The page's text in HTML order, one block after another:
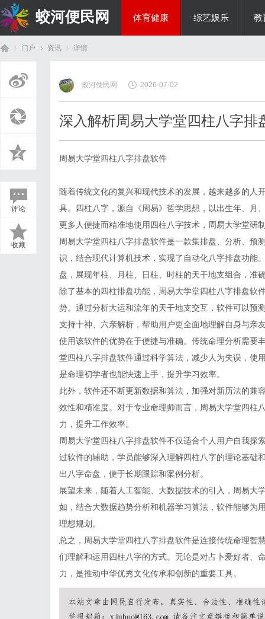
蛟河便民网 体育健康 综艺娱乐 教
门户 资讯
›
详情
评论
收藏
蛟河便民网 2026-07-02
深入解析周易大学堂四柱八字排
周易大学堂四柱八字排盘软件
随着传统文化的复兴和现代技术的发展，越来越多的人
具。四柱八字，源自《周易》哲学思想，以出生年、月
更多人便捷而精准地使用四柱八字技术，周易大学堂研
周易大学堂四柱八字排盘软件是一款集排盘、分析、
识，结合现代计算机技术，实现了自动化八字排盘功能
盘，展现年柱、月柱、日柱、时柱的天干地支组合，准
除了基本的四柱排盘功能，周易大学堂四柱八字排盘软
势。通过分析大运和流年的天干地支交互，软件可以预
支持十神、六亲解析，帮助用户更全面地理解自身与亲
使用该软件的优势在于便捷与准确。传统命理分析需要
堂四柱八字排盘软件通过科学算法，减少人为失误，使
是命理初学者也能快速上手，提升学习效率。
此外，软件还不断更新数据和算法，加强对新历法的兼
效性和精准度。对于专业命理师而言，周易大学堂四柱
力，提升工作效率。
周易大学堂四柱八字排盘软件不仅适合个人用户自我
过软件的辅助，学员能够深入理解四柱八字的理论基础
出八字命盘，便于长期跟踪和案例分析。
展望未来，随着人工智能、大数据技术的引入，周易大
如，结合大数据趋势分析和机器学习算法，软件能够为
理想规划。
总之，周易大学堂四柱八字排盘软件是连接传统命理智
们理解和运用四柱八字的方式。无论是对占卜爱好者、
力，是推动中华优秀文化传承和创新的重要工具。